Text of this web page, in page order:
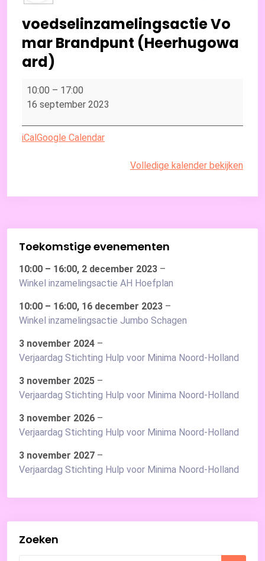
voedselinzamelingsactie Vo
mar Brandpunt (Heerhugowa
ard)
voedselinzamelingsactie
Vomar
Brandpunt
(Heerhugowaard)
10:00 – 17:00
16 september 2023
iCalGoogle Calendar
Volledige kalender bekijken
Toekomstige evenementen
10:00 – 16:00, 2 december 2023 –
Winkel inzamelingsactie AH Hoefplan
10:00 – 16:00, 16 december 2023 –
Winkel inzamelingsactie Jumbo Schagen
3 november 2024 –
Verjaardag Stichting Hulp voor Minima Noord-Holland
3 november 2025 –
Verjaardag Stichting Hulp voor Minima Noord-Holland
3 november 2026 –
Verjaardag Stichting Hulp voor Minima Noord-Holland
3 november 2027 –
Verjaardag Stichting Hulp voor Minima Noord-Holland
Zoeken